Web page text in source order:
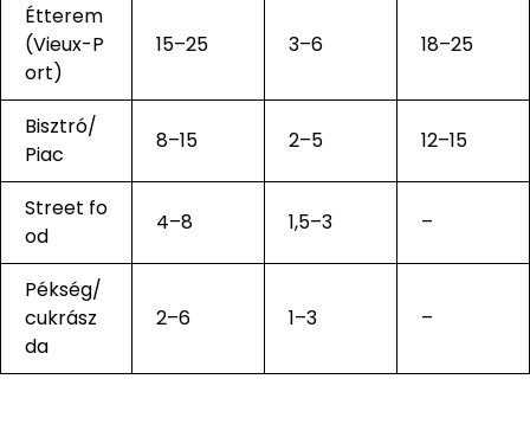
Étterem
(Vieux-P
ort)
15–25 3–6 18–25
Bisztró/
Piac
8–15 2–5 12–15
Street fo
od
4–8 1,5–3 –
Pékség/
cukrász
da
2–6 1–3 –